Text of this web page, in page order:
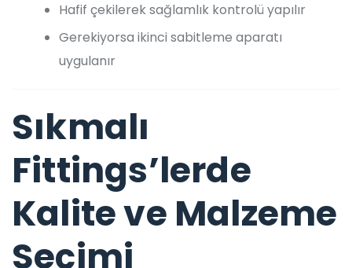
Hafif çekilerek sağlamlık kontrolü yapılır
Gerekiyorsa ikinci sabitleme aparatı
uygulanır
Sıkmalı
Fittings’lerde
Kalite ve Malzeme
Seçimi